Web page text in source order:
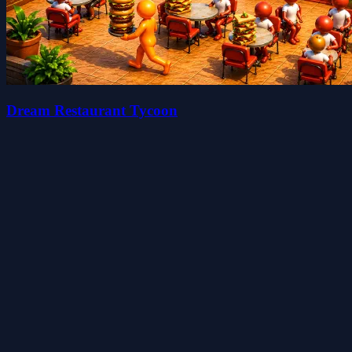
Dream Restaurant Tycoon